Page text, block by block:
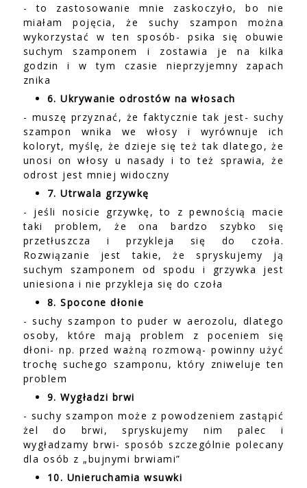
- to zastosowanie mnie zaskoczyło, bo nie
miałam pojęcia, że suchy szampon można
wykorzystać w ten sposób- psika się obuwie
suchym szamponem i zostawia je na kilka
godzin i w tym czasie nieprzyjemny zapach
znika
6. Ukrywanie odrostów na włosach
- muszę przyznać, że faktycznie tak jest- suchy
szampon wnika we włosy i wyrównuje ich
koloryt, myślę, że dzieje się też tak dlatego, że
unosi on włosy u nasady i to też sprawia, że
odrost jest mniej widoczny
7. Utrwala grzywkę
- jeśli nosicie grzywkę, to z pewnością macie
taki problem, że ona bardzo szybko się
przetłuszcza i przykleja się do czoła.
Rozwiązanie jest takie, że spryskujemy ją
suchym szamponem od spodu i grzywka jest
uniesiona i nie przykleja się do czoła
8. Spocone dłonie
- suchy szampon to puder w aerozolu, dlatego
osoby, które mają problem z poceniem się
dłoni- np. przed ważną rozmową- powinny użyć
trochę suchego szamponu, który zniweluje ten
problem
9. Wygładzi brwi
- suchy szampon może z powodzeniem zastąpić
żel do brwi, spryskujemy nim palec i
wygładzamy brwi- sposób szczególnie polecany
dla osób z „bujnymi brwiami”
10. Unieruchamia wsuwki